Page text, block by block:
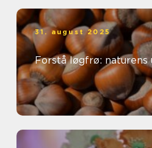
31. august 2025
Forstå løgfrø: naturens